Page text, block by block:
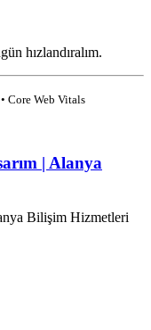
hızlandıralım.
Core Web Vitals
| Alanya
Bilişim Hizmetleri